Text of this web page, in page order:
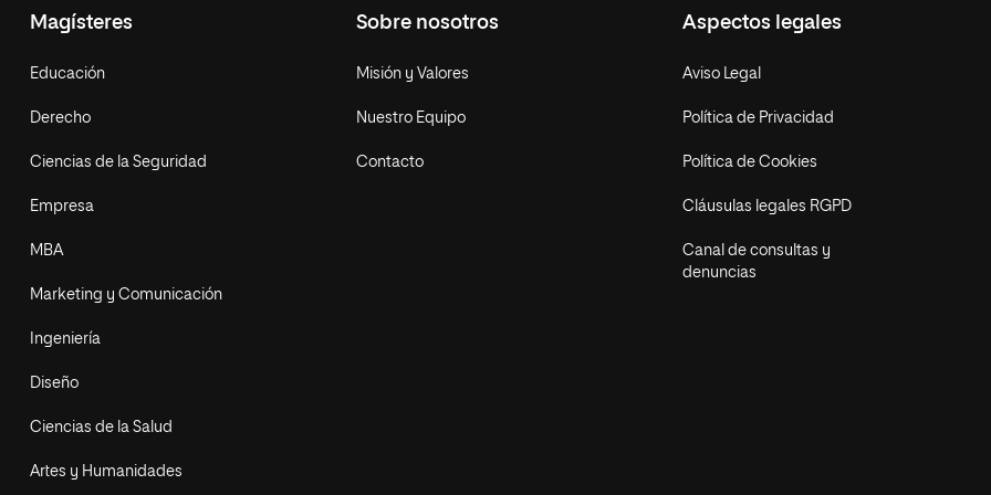
Magísteres
Educación
Derecho
Ciencias de la Seguridad
Empresa
MBA
Marketing y Comunicación
Ingeniería
Diseño
Ciencias de la Salud
Artes y Humanidades
Sobre nosotros
Misión y Valores
Nuestro Equipo
Contacto
Aspectos legales
Aviso Legal
Política de Privacidad
Política de Cookies
Cláusulas legales RGPD
Canal de consultas y
denuncias